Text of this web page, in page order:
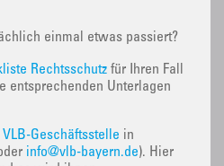
einmal etwas passiert?
Rechtsschutz für Ihren Fall
entsprechenden Unterlagen
VLB-Geschäftsstelle in
info@vlb-bayern.de). Hier